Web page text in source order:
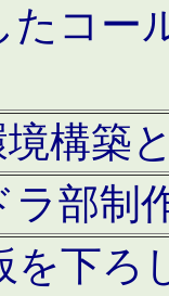
たコー
境構築
ラ部制
を下ろ